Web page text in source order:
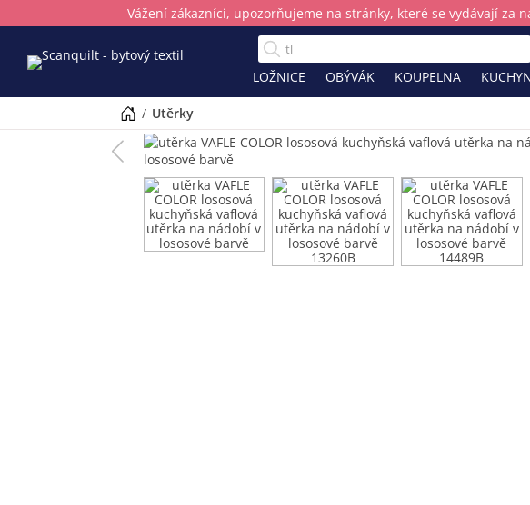
Vážení zákazníci, upozorňujeme na stránky, které se vydávají za
LOŽNICE OBÝVÁK KOUPELNA
/ utěrky